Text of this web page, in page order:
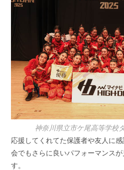
神奈川県立市ケ尾高等学校
応援してくれてた保護者や友人に
会でもさらに良いパフォーマンス
す。